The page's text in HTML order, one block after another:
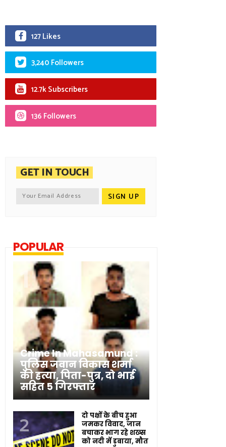
127 Likes
3,240 Followers
12.7k Subscribers
136 Followers
GET IN TOUCH
POPULAR
Crime In Mahasamund :
पुलिस जवान विकास शर्मा
की हत्या, पिता-पुत्र, दो भाई
सहित 5 गिरफ्तार
दो पक्षों के बीच हुआ
जमकर विवाद, जान
बचाकर भाग रहे शख्स
को नदी में डुबाया, मौत